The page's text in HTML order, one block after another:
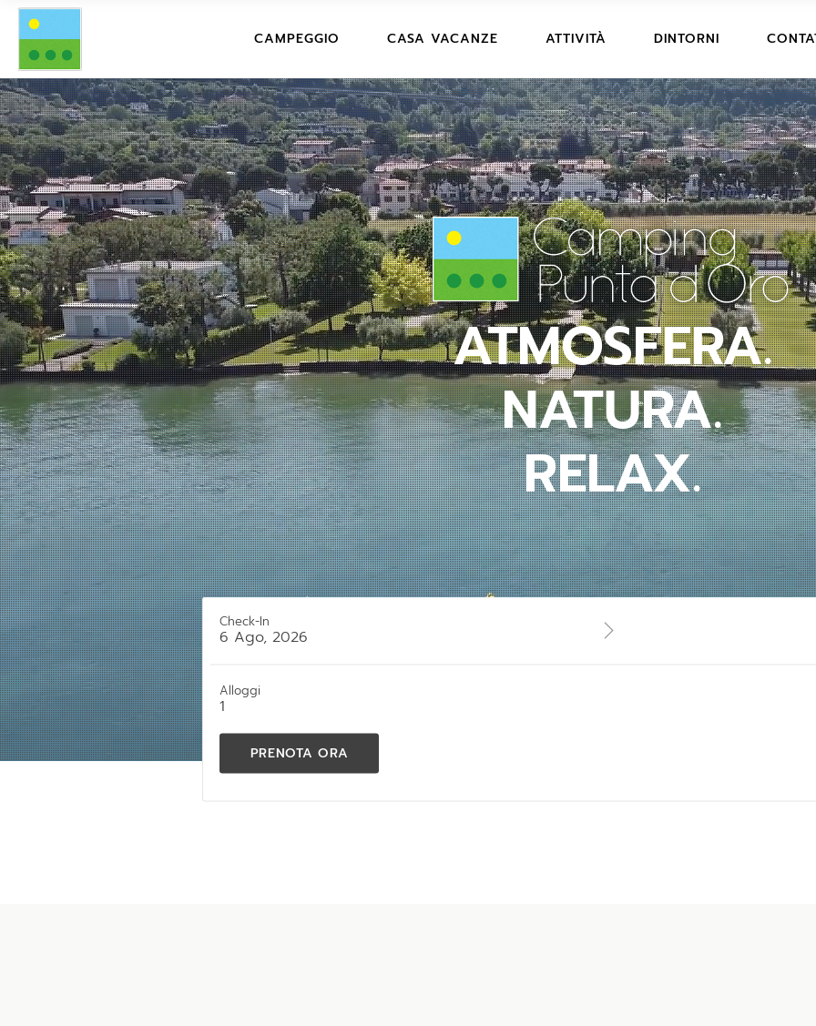
CAMPEGGIO
PREZZI CAMPING
STRUTTURA CON FOTO
SERVIZI
DICONO DI NOI
DOMANDE FREQUENTI
REGOLAMENTO CAMPING
CONDIZIONI DI
PRENOTAZIONE
CASA VACANZE
PREZZI CASA VACANZE
DESCRIZIONE E FOTO
SERVIZI
DICONO DI NOI
DOMANDE FREQUENTI
REGOLAMENTO CASA
VACANZE
CONDIZIONI PRENOTAZIONE
ATTIVITÀ
ARTE E STORIA
DIVERTIMENTO
ESCURSIONI E SPORT
DINTORNI
PREZZI CAMPING
SERVIZI
DICONO DI NOI
DOMANDE FREQUENTI
REGOLAMENTO CAMPING
CONDIZIONI DI PRENOTAZIONE
PREZZI CASA VACANZE
SERVIZI
DICONO DI NOI
DOMANDE FREQUENTI
REGOLAMENTO CASA VACANZE
CONDIZIONI PRENOTAZIONE
ARTE E STORIA
ESCURSIONI E SPORT
ATMOSFERA.
NATURA.
RELAX.
Check-In
6 Ago, 2026
Alloggi
1